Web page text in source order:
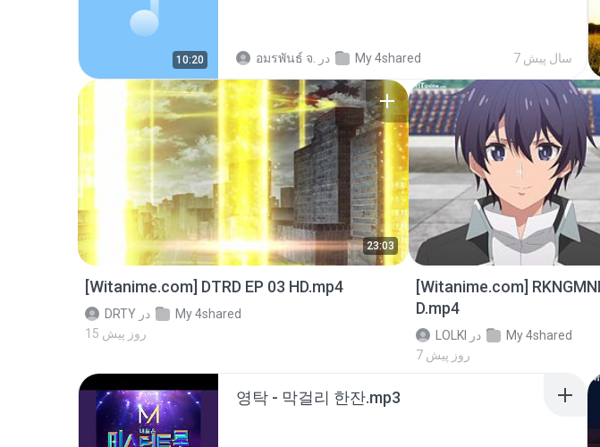
10:20 อมรพันธ์ จ. در My 4shared 7 سال پیش
23:03
[Witanime.com] DTRD EP 03 HD.mp4
DRTY در
My 4shared
15 روز پیش
[Witanime.com]
D.mp4
LOLKI در
My 4shared
7 روز پیش
영탁 - 막걸리 한잔.mp3